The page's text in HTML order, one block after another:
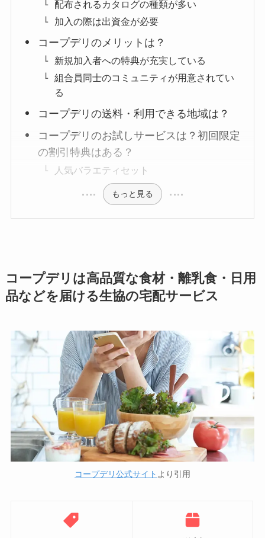
配布されるカタログの種類が多い
加入の際は出資金が必要
コープデリのメリットは？
新規加入者への特典が充実している
組合員同士のコミュニティが用意されてい
る
コープデリの送料・利用できる地域は？
コープデリのお試しサービスは？初回限定
の割引特典はある？
人気バラエティセット
もっと見る
コープデリは高品質な食材・離乳食・日用
品などを届ける生協の宅配サービス
コープデリ公式サイト より引用